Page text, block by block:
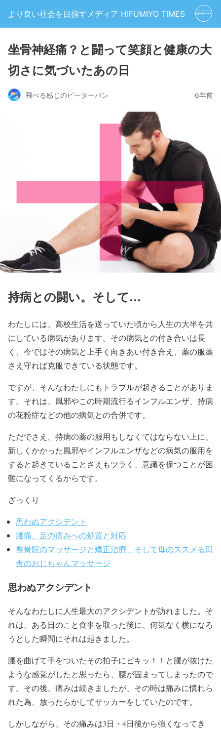
より良い社会を目指すメディア HIFUMIYO TIMES
坐骨神経痛？と闘って笑顔と健康の大
切さに気づいたあの日
飛べる感じのピーターパン 6年前
持病との闘い。そして…
わたしには、高校生活を送っていた頃から人生の大半を共
にしている病気があります。その病気との付き合いは長
く、今ではその病気と上手く向きあい付き合え、薬の服薬
さえ守れば克服できている状態です。
ですが、そんなわたしにもトラブルが起きることがありま
す。それは、風邪やこの時期流行るインフルエンザ、持病
の花粉症などの他の病気との合併です。
ただでさえ、持病の薬の服用もしなくてはならない上に、
新しくかかった風邪やインフルエンザなどの病気の服用を
すると起きていることさえもツラく、意識を保つことが困
難になってくるからです。
ざっくり
思わぬアクシデント
腰痛、足の痛みへの処置と対応
整骨院のマッサージと矯正治療、そして母のススメる田
舎のおじちゃんマッサージ
思わぬアクシデント
そんなわたしに人生最大のアクシデントが訪れました。そ
れは、ある日のこと食事を取った後に、何気なく横になろ
うとした瞬間にそれは起きました。
腰を曲げて手をついたその拍子にピキッ！！と腰が抜けた
ような感覚がしたと思ったら、腰が固まってしまったので
す。その後、痛みは続きましたが、その時は痛みに慣れら
れた為、放ったらかしてサッカーをしていたのです。
しかしながら、その痛みは3日・4日後から強くなってき